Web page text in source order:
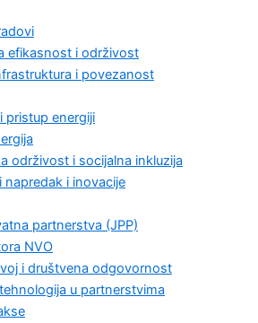
efikasnost i održivost
i povezanost
pristup energiji
održivost i socijalna inkluzija
napredak i inovacije
partnerstva (JPP)
NVO
i društvena odgovornost
u partnerstvima